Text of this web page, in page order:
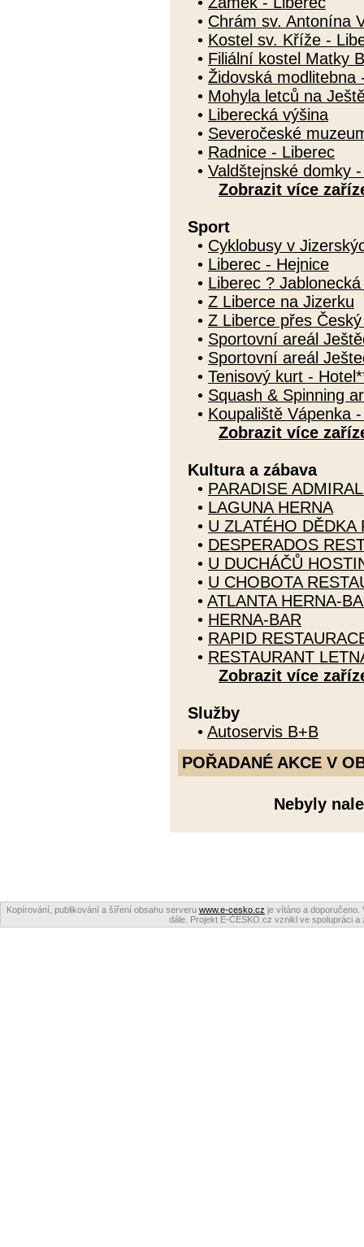
• Chrám sv. Antonína
• Kostel sv. Kříže -
• Filiální kostel Matky
• Židovská modlitebna
• Mohyla letců na
• Liberecká výšina
• Severočeské
• Radnice - Liberec
• Valdštejnské domky
Zobrazit více
Sport
• Cyklobusy v
• Liberec - Hejnice
• Liberec ?
• Z Liberce na Jizerku
• Z Liberce přes
• Sportovní areál
• Sportovní areál
• Tenisový kurt -
• Squash & Spinning
• Koupaliště Vápenka
Zobrazit více
Kultura a zábava
• PARADISE
• LAGUNA HERNA
• U ZLATÉHO DĚDKA
• DESPERADOS
• U DUCHÁČŮ
• U CHOBOTA
• ATLANTA HERNA-
• HERNA-BAR
• RAPID
• RESTAURANT
Zobrazit více
Služby
• Autoservis B+B
POŘADANÉ AKCE V
Nebyly
Kopírování, publikování a šíření obsahu serveru www.e-cesko.cz je vítáno a doporučeno.
dále. Projekt E-ČESKO.cz vznikl ve spolupráci